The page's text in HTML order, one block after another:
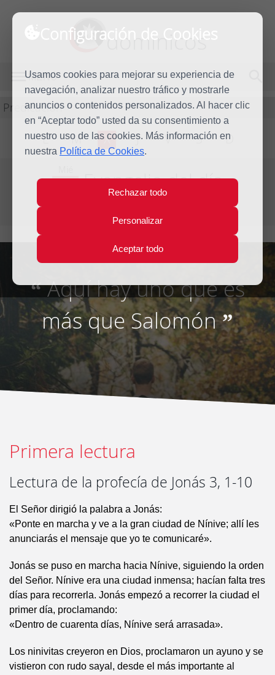
Configuración de Cookies
Usamos cookies para mejorar su experiencia de
navegación, analizar nuestro tráfico y mostrarle
anuncios o contenidos personalizados. Al hacer clic
en “Aceptar todo” usted da su consentimiento a
nuestro uso de las cookies. Más información en
nuestra Política de Cookies.
Rechazar todo
Personalizar
Aceptar todo
dominicos
MENÚ
Predicación
L M X J V S D
17 Evangelio del día
“Aquí hay uno que es
más que Salomón”
Primera lectura
Lectura de la profecía de Jonás 3, 1-10
El Señor dirigió la palabra a Jonás:
«Ponte en marcha y ve a la gran ciudad de Nínive; allí les
anunciarás el mensaje que yo te comunicaré».
Jonás se puso en marcha hacia Nínive, siguiendo la orden
del Señor. Nínive era una ciudad inmensa; hacían falta tres
días para recorrerla. Jonás empezó a recorrer la ciudad el
primer día, proclamando:
«Dentro de cuarenta días, Nínive será arrasada».
Los ninivitas creyeron en Dios, proclamaron un ayuno y se
vistieron con rudo sayal, desde el más importante al